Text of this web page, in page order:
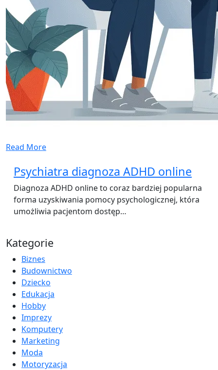
Read More
Psychiatra diagnoza ADHD online
Diagnoza ADHD online to coraz bardziej popularna
forma uzyskiwania pomocy psychologicznej, która
umożliwia pacjentom dostęp…
Kategorie
Biznes
Budownictwo
Dziecko
Edukacja
Hobby
Imprezy
Komputery
Marketing
Moda
Motoryzacja